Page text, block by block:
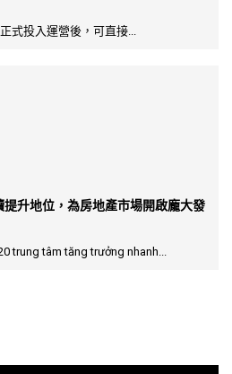
式投入運營後，可直接...
升地位，為房地產市場開啟龐大發
trung tâm tăng trưởng nhanh...